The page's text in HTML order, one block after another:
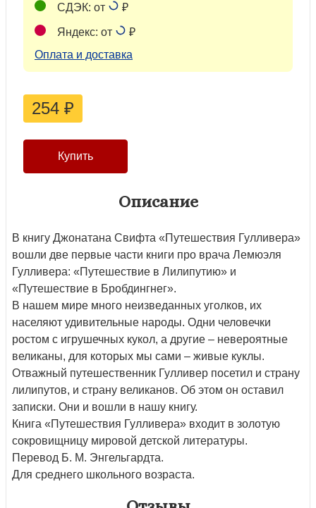
СДЭК: от ₽
Яндекс: от
₽
Оплата и доставка
254 ₽
Описание
В книгу Джонатана Свифта «Путешествия Гулливера»
вошли две первые части книги про врача Лемюэля
Гулливера: «Путешествие в Лилипутию» и
«Путешествие в Бробдингнег».
В нашем мире много неизведанных уголков, их
населяют удивительные народы. Одни человечки
ростом с игрушечных кукол, а другие – невероятные
великаны, для которых мы сами – живые куклы.
Отважный путешественник Гулливер посетил и страну
лилипутов, и страну великанов. Об этом он оставил
записки. Они и вошли в нашу книгу.
Книга «Путешествия Гулливера» входит в золотую
сокровищницу мировой детской литературы.
Перевод Б. М. Энгельгардта.
Для среднего школьного возраста.